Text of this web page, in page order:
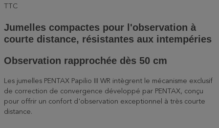
TTC
Jumelles compactes pour l'observation à
courte distance, résistantes aux intempéries
Observation rapprochée dès 50 cm
Les jumelles PENTAX Papilio III WR intègrent le mécanisme exclusif
de correction de convergence développé par PENTAX, conçu
pour offrir un confort d'observation exceptionnel à très courte
distance.